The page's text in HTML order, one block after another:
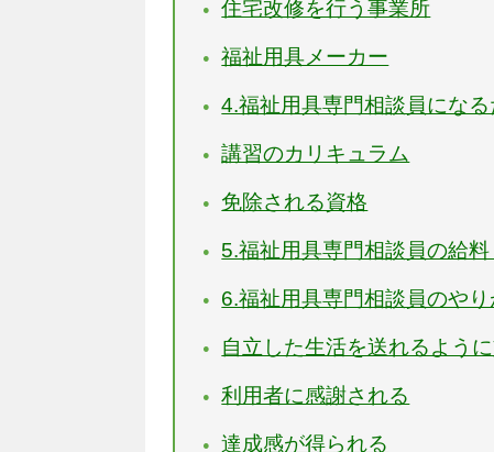
住宅改修を行う事業所
福祉用具メーカー
4.福祉用具専門相談員にな
講習のカリキュラム
免除される資格
5.福祉用具専門相談員の給料
6.福祉用具専門相談員のやり
自立した生活を送れるよう
利用者に感謝される
達成感が得られる